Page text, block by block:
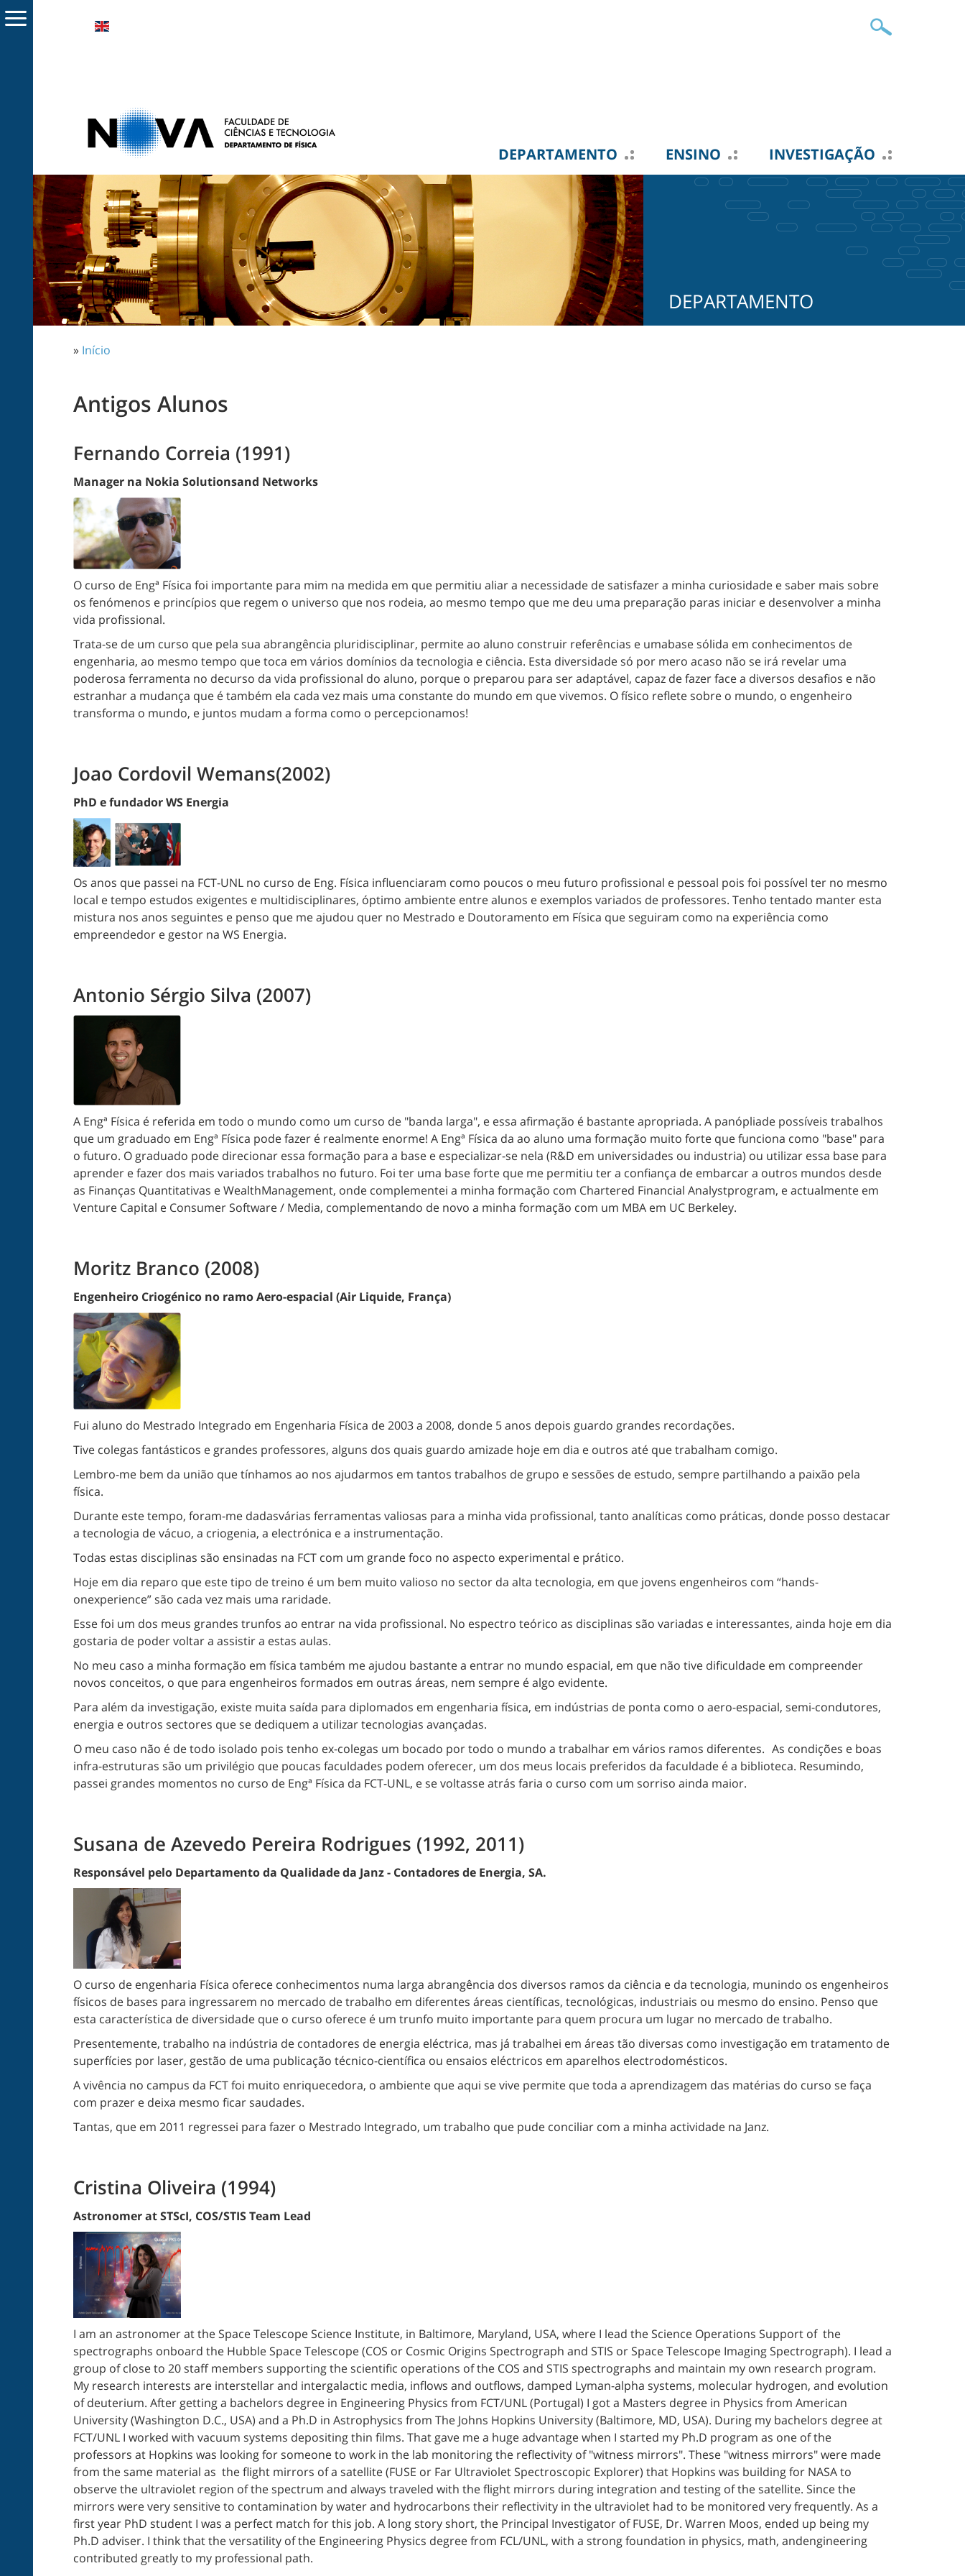
DEPARTAMENTO ENSINO INVESTIGAÇÃO
DEPARTAMENTO
» Início
Antigos Alunos
Fernando Correia (1991)
Manager na Nokia Solutionsand Networks
O curso de Engª Física foi importante para mim na medida em que permitiu aliar a necessidade de satisfazer a minha curiosidade e saber mais sobre
os fenómenos e princípios que regem o universo que nos rodeia, ao mesmo tempo que me deu uma preparação paras iniciar e desenvolver a minha
vida profissional.
Trata-se de um curso que pela sua abrangência pluridisciplinar, permite ao aluno construir referências e umabase sólida em conhecimentos de
engenharia, ao mesmo tempo que toca em vários domínios da tecnologia e ciência. Esta diversidade só por mero acaso não se irá revelar uma
poderosa ferramenta no decurso da vida profissional do aluno, porque o preparou para ser adaptável, capaz de fazer face a diversos desafios e não
estranhar a mudança que é também ela cada vez mais uma constante do mundo em que vivemos. O físico reflete sobre o mundo, o engenheiro
transforma o mundo, e juntos mudam a forma como o percepcionamos!
Joao Cordovil Wemans(2002)
PhD e fundador WS Energia
Os anos que passei na FCT-UNL no curso de Eng. Física influenciaram como poucos o meu futuro profissional e pessoal pois foi possível ter no mesmo
local e tempo estudos exigentes e multidisciplinares, óptimo ambiente entre alunos e exemplos variados de professores. Tenho tentado manter esta
mistura nos anos seguintes e penso que me ajudou quer no Mestrado e Doutoramento em Física que seguiram como na experiência como
empreendedor e gestor na WS Energia.
Antonio Sérgio Silva (2007)
A Engª Física é referida em todo o mundo como um curso de "banda larga", e essa afirmação é bastante apropriada. A panópliade possíveis trabalhos
que um graduado em Engª Física pode fazer é realmente enorme! A Engª Física da ao aluno uma formação muito forte que funciona como "base" para
o futuro. O graduado pode direcionar essa formação para a base e especializar-se nela (R&D em universidades ou industria) ou utilizar essa base para
aprender e fazer dos mais variados trabalhos no futuro. Foi ter uma base forte que me permitiu ter a confiança de embarcar a outros mundos desde
as Finanças Quantitativas e WealthManagement, onde complementei a minha formação com Chartered Financial Analystprogram, e actualmente em
Venture Capital e Consumer Software / Media, complementando de novo a minha formação com um MBA em UC Berkeley.
Moritz Branco (2008)
Engenheiro Criogénico no ramo Aero-espacial (Air Liquide, França)
Fui aluno do Mestrado Integrado em Engenharia Física de 2003 a 2008, donde 5 anos depois guardo grandes recordações.
Tive colegas fantásticos e grandes professores, alguns dos quais guardo amizade hoje em dia e outros até que trabalham comigo.
Lembro-me bem da união que tínhamos ao nos ajudarmos em tantos trabalhos de grupo e sessões de estudo, sempre partilhando a paixão pela
física.
Durante este tempo, foram-me dadasvárias ferramentas valiosas para a minha vida profissional, tanto analíticas como práticas, donde posso destacar
a tecnologia de vácuo, a criogenia, a electrónica e a instrumentação.
Todas estas disciplinas são ensinadas na FCT com um grande foco no aspecto experimental e prático.
Hoje em dia reparo que este tipo de treino é um bem muito valioso no sector da alta tecnologia, em que jovens engenheiros com “hands-
onexperience” são cada vez mais uma raridade.
Esse foi um dos meus grandes trunfos ao entrar na vida profissional. No espectro teórico as disciplinas são variadas e interessantes, ainda hoje em dia
gostaria de poder voltar a assistir a estas aulas.
No meu caso a minha formação em física também me ajudou bastante a entrar no mundo espacial, em que não tive dificuldade em compreender
novos conceitos, o que para engenheiros formados em outras áreas, nem sempre é algo evidente.
Para além da investigação, existe muita saída para diplomados em engenharia física, em indústrias de ponta como o aero-espacial, semi-condutores,
energia e outros sectores que se dediquem a utilizar tecnologias avançadas.
O meu caso não é de todo isolado pois tenho ex-colegas um bocado por todo o mundo a trabalhar em vários ramos diferentes. As condições e boas
infra-estruturas são um privilégio que poucas faculdades podem oferecer, um dos meus locais preferidos da faculdade é a biblioteca. Resumindo,
passei grandes momentos no curso de Engª Física da FCT-UNL, e se voltasse atrás faria o curso com um sorriso ainda maior.
Susana de Azevedo Pereira Rodrigues (1992, 2011)
Responsável pelo Departamento da Qualidade da Janz - Contadores de Energia, SA.
O curso de engenharia Física oferece conhecimentos numa larga abrangência dos diversos ramos da ciência e da tecnologia, munindo os engenheiros
físicos de bases para ingressarem no mercado de trabalho em diferentes áreas científicas, tecnológicas, industriais ou mesmo do ensino. Penso que
esta característica de diversidade que o curso oferece é um trunfo muito importante para quem procura um lugar no mercado de trabalho.
Presentemente, trabalho na indústria de contadores de energia eléctrica, mas já trabalhei em áreas tão diversas como investigação em tratamento de
superfícies por laser, gestão de uma publicação técnico-científica ou ensaios eléctricos em aparelhos electrodomésticos.
A vivência no campus da FCT foi muito enriquecedora, o ambiente que aqui se vive permite que toda a aprendizagem das matérias do curso se faça
com prazer e deixa mesmo ficar saudades.
Tantas, que em 2011 regressei para fazer o Mestrado Integrado, um trabalho que pude conciliar com a minha actividade na Janz.
Cristina Oliveira (1994)
Astronomer at STScI, COS/STIS Team Lead
I am an astronomer at the Space Telescope Science Institute, in Baltimore, Maryland, USA, where I lead the Science Operations Support of the
spectrographs onboard the Hubble Space Telescope (COS or Cosmic Origins Spectrograph and STIS or Space Telescope Imaging Spectrograph). I lead a
group of close to 20 staff members supporting the scientific operations of the COS and STIS spectrographs and maintain my own research program.
My research interests are interstellar and intergalactic media, inflows and outflows, damped Lyman-alpha systems, molecular hydrogen, and evolution
of deuterium. After getting a bachelors degree in Engineering Physics from FCT/UNL (Portugal) I got a Masters degree in Physics from American
University (Washington D.C., USA) and a Ph.D in Astrophysics from The Johns Hopkins University (Baltimore, MD, USA). During my bachelors degree at
FCT/UNL I worked with vacuum systems depositing thin films. That gave me a huge advantage when I started my Ph.D program as one of the
professors at Hopkins was looking for someone to work in the lab monitoring the reflectivity of "witness mirrors". These "witness mirrors" were made
from the same material as the flight mirrors of a satellite (FUSE or Far Ultraviolet Spectroscopic Explorer) that Hopkins was building for NASA to
observe the ultraviolet region of the spectrum and always traveled with the flight mirrors during integration and testing of the satellite. Since the
mirrors were very sensitive to contamination by water and hydrocarbons their reflectivity in the ultraviolet had to be monitored very frequently. As a
first year PhD student I was a perfect match for this job. A long story short, the Principal Investigator of FUSE, Dr. Warren Moos, ended up being my
Ph.D adviser. I think that the versatility of the Engineering Physics degree from FCL/UNL, with a strong foundation in physics, math, andengineering
contributed greatly to my professional path.